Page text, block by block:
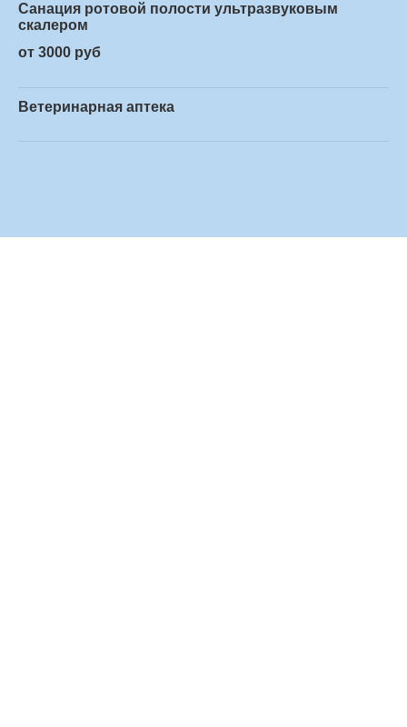
Санация ротовой полости ультразвуковым
скалером
от 3000 руб
Ветеринарная аптека